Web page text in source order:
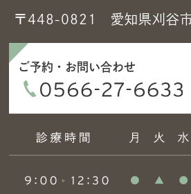
〒448-0821 愛知県刈谷
ご予約・お問い合わせ